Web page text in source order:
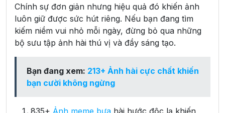
Chính sự đơn giản nhưng hiệu quả đó khiến ảnh
luôn giữ được sức hút riêng. Nếu bạn đang tìm
kiếm niềm vui nhỏ mỗi ngày, đừng bỏ qua những
bộ sưu tập ảnh hài thú vị và đầy sáng tạo.
Bạn đang xem: 213+ Ảnh hài cực chất khiến
bạn cười không ngừng
835+ Ảnh meme bựa hài hước độc lạ khiến